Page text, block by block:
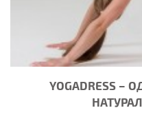
YOGADRESS